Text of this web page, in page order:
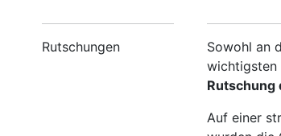
Rutschungen
Sowohl an
wichtigsten
Rutschung
Auf einer